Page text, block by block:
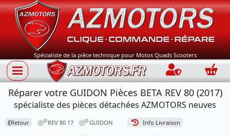
Spécialiste de la pièce technique pour Motos Quads Scooters
Connection
Réparer votre GUIDON Pièces BETA REV 80 (2017)
spécialiste des pièces détachées AZMOTORS neuves
⟪Retour REV 80 17 GUIDON Info Livraison